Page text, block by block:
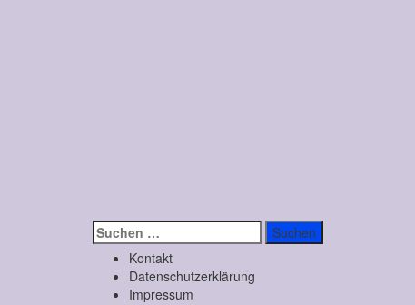
Suchen
nach:
Kontakt
Datenschutzerklärung
Impressum